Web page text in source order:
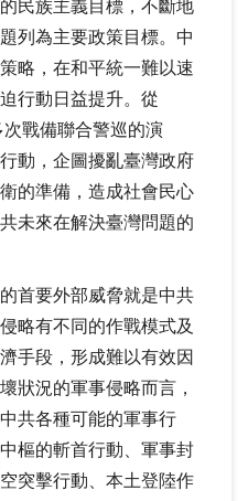
民族主義目標，不斷地
列為主要政策目標。中
略，在和平統一難以速
行動日益提升。從
戰備聯合警巡的演
動，企圖擾亂臺灣政府
的準備，造成社會民心
未來在解決臺灣問題的
首要外部威脅就是中共
略有不同的作戰模式及
手段，形成難以有效因
狀況的軍事侵略而言，
共各種可能的軍事行
樞的斬首行動、軍事封
突擊行動、本土登陸作